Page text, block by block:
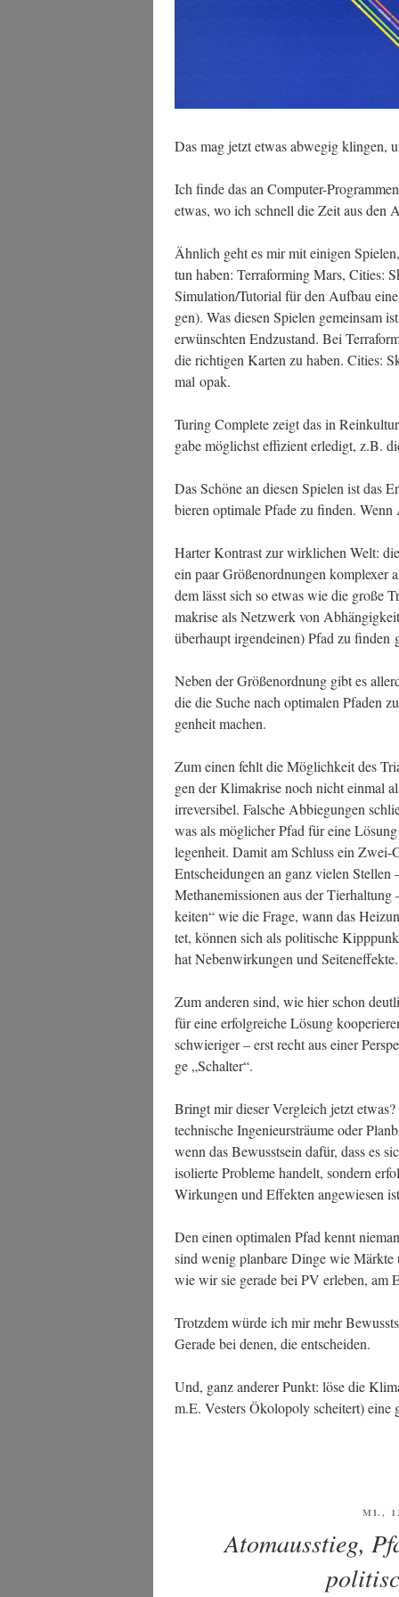
Das mag jetzt etwas abwe­gig klin­gen,
Ich fin­de das an Com­pu­ter-
etwas, wo ich schnell die Zeit aus den
Ähn­lich geht es mir mit eini­gen
tun haben: Ter­ra­forming Mars, Cities:
Simulation/Tutorial für den Auf­bau
gen). Was die­sen Spie­len gemein­sam
erwünsch­ten End­zu­stand. Bei
die rich­ti­gen Kar­ten zu haben. Cities:
mal opak.
Turing Com­ple­te zeigt das in
ga­be mög­lichst effi­zi­ent erle­digt, z.B.
Das Schö­ne an die­sen Spie­len ist das
bie­ren opti­ma­le Pfa­de zu fin­den.
Har­ter Kon­trast zur wirk­li­chen Welt:
ein paar Grö­ßen­ord­nun­gen kom­ple­xer
dem lässt sich so etwas wie die gro­ße
ma­kri­se als Netz­werk von
über­haupt irgend­ei­nen) Pfad zu fin­den
Neben der Grö­ßen­ord­nung gibt es
die die Suche nach opti­ma­len Pfa­den
gen­heit machen.
Zum einen fehlt die Mög­lich­keit des
gen der Kli­ma­kri­se noch nicht ein­mal
irrever­si­bel. Fal­sche Abbie­gun­gen
was als mög­li­cher Pfad für eine
le­gen­heit. Damit am Schluss ein Zwei-
Ent­schei­dun­gen an ganz vie­len Stel­len
Methan­emis­sio­nen aus der
kei­ten“ wie die Fra­ge, wann das
tet, kön­nen sich als poli­ti­sche
hat Neben­wir­kun­gen und Seiteneffekte.
Zum ande­ren sind, wie hier schon
für eine erfolg­rei­che Lösung
schwie­ri­ger – erst recht aus einer
ge „Schal­ter“.
Bringt mir die­ser Ver­gleich jetzt
tech­ni­sche Inge­nieursträu­me oder
wenn das Bewusst­sein dafür, dass es
iso­lier­te Pro­ble­me han­delt, son­dern
Wir­kun­gen und Effek­ten ange­wie­sen
Den einen opti­ma­len Pfad kennt
sind wenig plan­ba­re Din­ge wie Märk­te
wie wir sie gera­de bei PV erle­ben, am
Trotz­dem wür­de ich mir mehr
Gera­de bei denen, die entscheiden.
Und, ganz ande­rer Punkt: löse die
m.E. Ves­ters Öko­lo­po­ly schei­tert)
MI.,
Atomausstieg,